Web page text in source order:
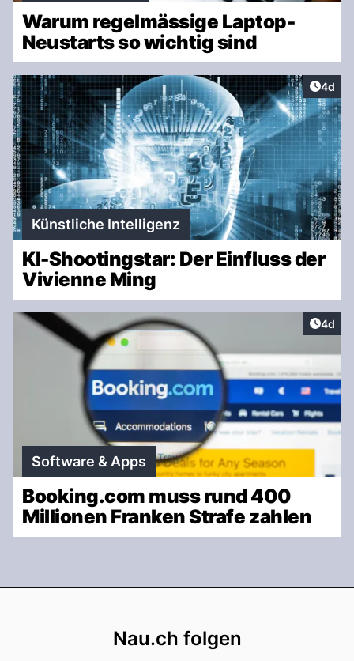
Warum regelmässige Laptop-
Neustarts so wichtig sind
4d
Künstliche Intelligenz
KI-Shootingstar: Der Einfluss der
Vivienne Ming
4d
Software & Apps
Booking.com muss rund 400
Millionen Franken Strafe zahlen
Nau.ch folgen